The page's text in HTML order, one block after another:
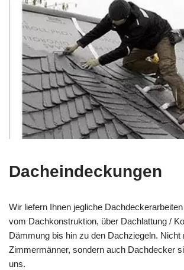
Dacheindeckungen
Wir liefern Ihnen jegliche
vom Dachkonstruktion, über Dachlattung /
Dämmung bis hin zu den Dachziegeln. Nicht
Zimmermänner, sondern auch Dachdecker
uns.